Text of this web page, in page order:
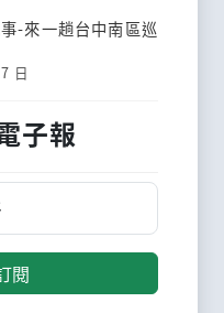
-來一趟台中南區巡
日
子報
閱